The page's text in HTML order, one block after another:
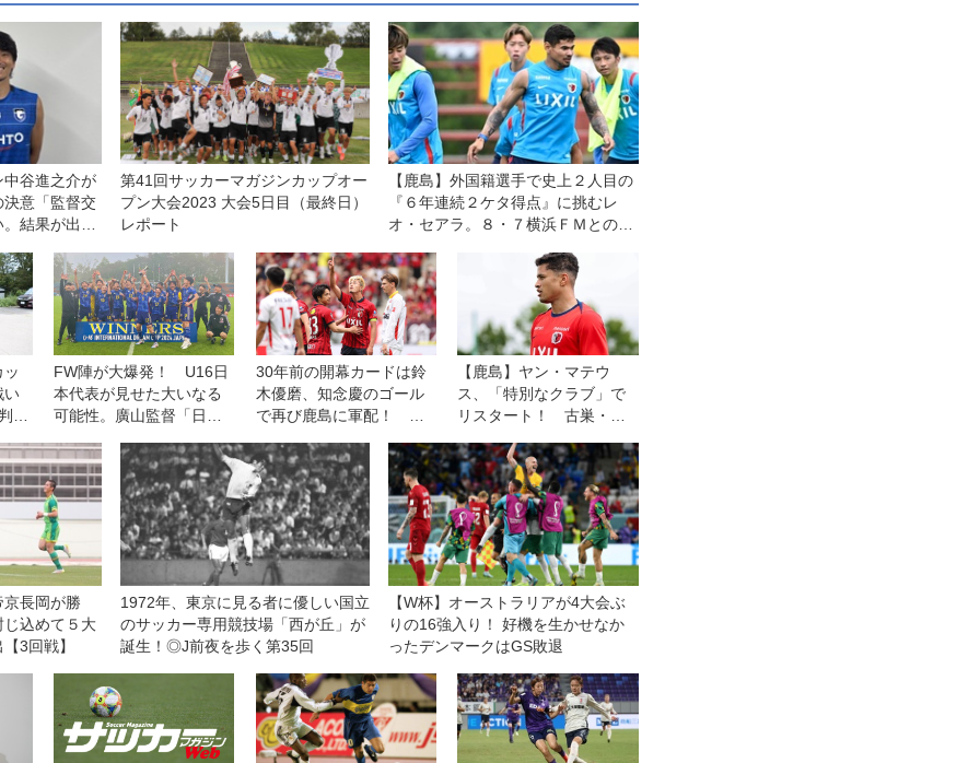
谷進之介が
意「監督交
結果が出せ
第41回サッカーマガジンカップオー
プン大会2023 大会5日目（最終日）
レポート
【鹿島】外国籍選手で史上２人目の
『６年連続２ケタ得点』に挑むレ
オ・セアラ。８・７横浜ＦＭとの開
示す機会」と意気込む
い
FW陣が大爆発！ U16日
本代表が見せた大いなる
可能性。廣山監督「日本
い」【U16代表】
30年前の開幕カードは鈴
木優磨、知念慶のゴール
で再び鹿島に軍配！ 名
【J1第13節】
【鹿島】ヤン・マテウ
ス、「特別なクラブ」で
リスタート！ 古巣・横
は「感情的な試合にな
る」が「勝利を求めた
い！」
長岡が勝
込めて５大
3回戦】
1972年、東京に見る者に優しい国立
のサッカー専用競技場「西が丘」が
誕生！◎J前夜を歩く第35回
【W杯】オーストラリアが4大会ぶ
りの16強入り！ 好機を生かせなか
ったデンマークはGS敗退